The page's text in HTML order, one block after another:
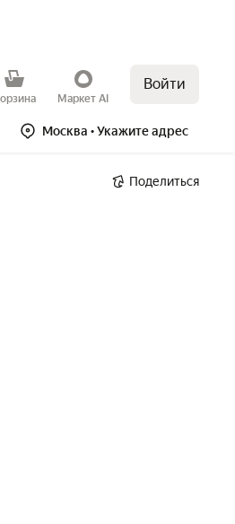
Маркет AI
Войти
Москва • Укажите адрес
Поделиться